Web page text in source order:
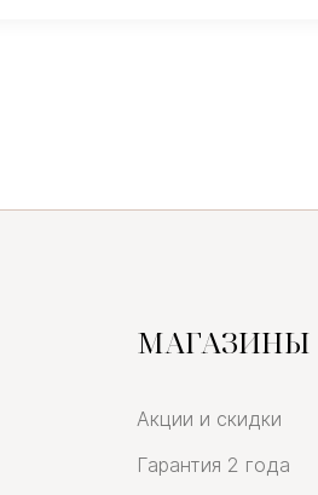
МАГАЗИНЫ
Акции и скидки
Гарантия 2 года